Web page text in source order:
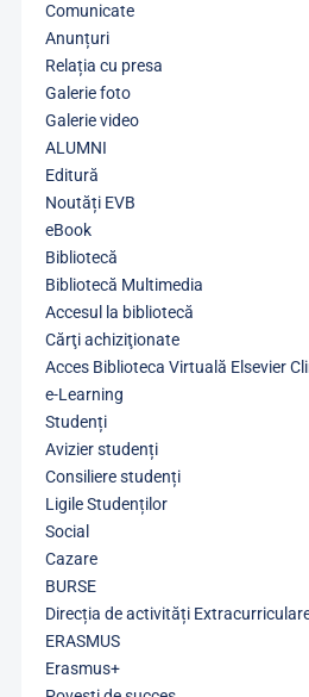
Comunicate
Anunțuri
Relația cu presa
Galerie foto
Galerie video
ALUMNI
Editură
Noutăți EVB
eBook
Bibliotecă
Bibliotecă Multimedia
Accesul la bibliotecă
Cărţi achiziţionate
Acces Biblioteca Virtuală Elsevier
e-Learning
Studenți
Avizier studenți
Consiliere studenți
Ligile Studenților
Social
Cazare
BURSE
Direcția de activități
ERASMUS
Erasmus+